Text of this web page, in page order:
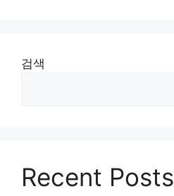
검색
Recent Posts